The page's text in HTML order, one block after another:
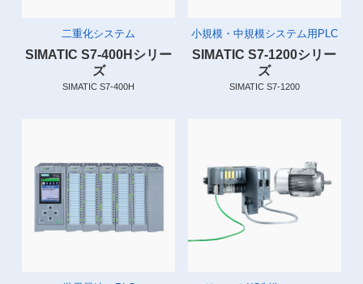
二重化システム
SIMATIC S7-400Hシリー
ズ
SIMATIC S7-400H
小規模・中規模システム用PLC
SIMATIC S7-1200シリー
ズ
SIMATIC S7-1200